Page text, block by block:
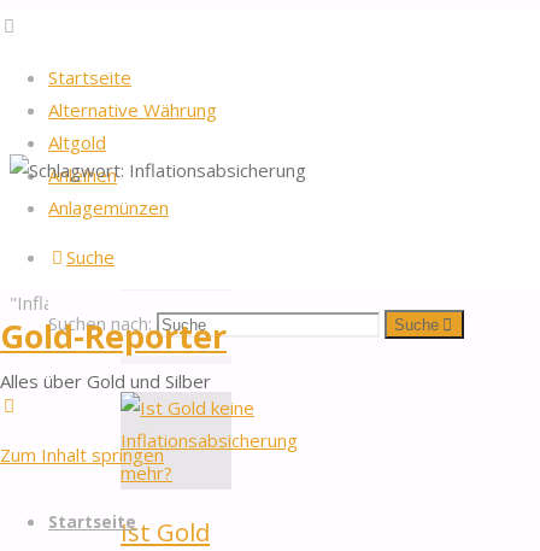
Startseite
Alternative Währung
Altgold
Anleihen
Anlagemünzen
Suche
Suchen nach: Suche
Gold-Reporter
Alles über Gold und Silber
Zum Inhalt springen
Startseite
Startseite
verschlagwortet
"Inflationsabsicherung"
Ist Gold